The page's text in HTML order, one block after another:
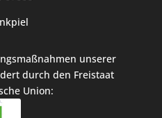
unserer
durch den Freistaat
Union: